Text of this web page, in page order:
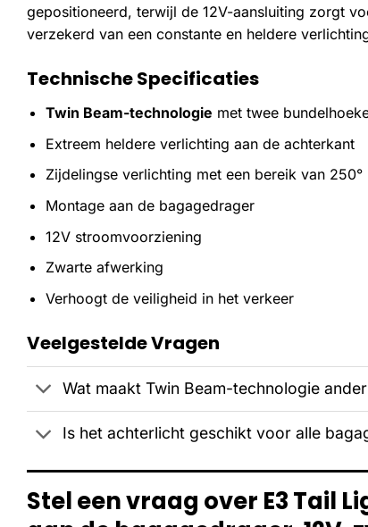
gepositioneerd, terwijl de 12V-aansluiting zorgt
verzekerd van een constante en heldere
Technische Specificaties
Twin Beam-technologie met twee
Extreem heldere verlichting aan de achterkant
Zijdelingse verlichting met een bereik van 250°
Montage aan de bagagedrager
12V stroomvoorziening
Zwarte afwerking
Verhoogt de veiligheid in het verkeer
Veelgestelde Vragen
Wat maakt Twin Beam-technologie
Is het achterlicht geschikt voor alle
Stel een vraag over E3 Tail